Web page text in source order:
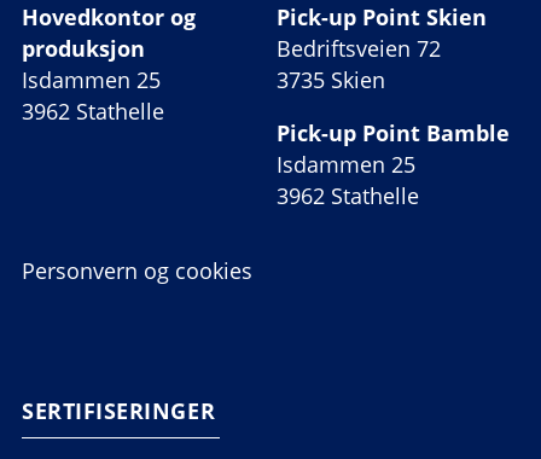
Hovedkontor og
produksjon
Isdammen 25
3962 Stathelle
Pick-up Point Skien
Bedriftsveien 72
3735 Skien
Pick-up Point Bamble
Isdammen 25
3962 Stathelle
Personvern og cookies
SERTIFISERINGER